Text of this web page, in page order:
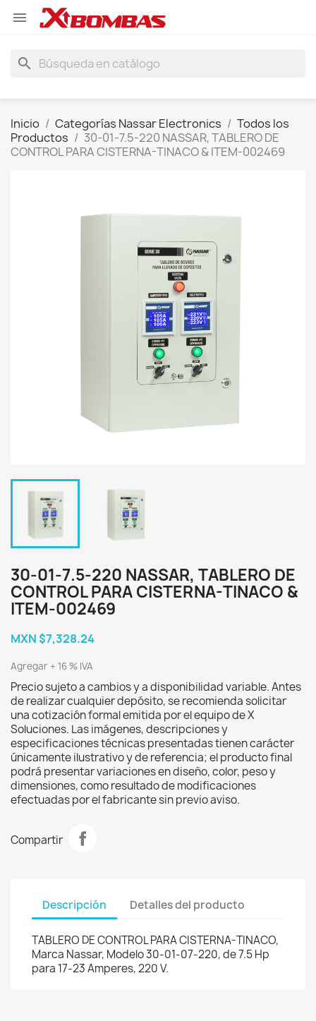

search
Inicio Categorías Nassar Electronics
Todos los
Productos
30-01-7.5-220 NASSAR, TABLERO DE
CONTROL PARA CISTERNA-TINACO & ITEM-002469
30-01-7.5-220 NASSAR, TABLERO DE
CONTROL PARA CISTERNA-TINACO &
ITEM-002469
MXN $7,328.24
Agregar + 16 % IVA
Precio sujeto a cambios y a disponibilidad variable. Antes
de realizar cualquier depósito, se recomienda solicitar
una cotización formal emitida por el equipo de X
Soluciones. Las imágenes, descripciones y
especificaciones técnicas presentadas tienen carácter
únicamente ilustrativo y de referencia; el producto final
podrá presentar variaciones en diseño, color, peso y
dimensiones, como resultado de modificaciones
efectuadas por el fabricante sin previo aviso.
Compartir
Descripción Detalles del producto
TABLERO DE CONTROL PARA CISTERNA-TINACO,
Marca Nassar, Modelo 30-01-07-220, de 7.5 Hp
para 17-23 Amperes, 220 V.